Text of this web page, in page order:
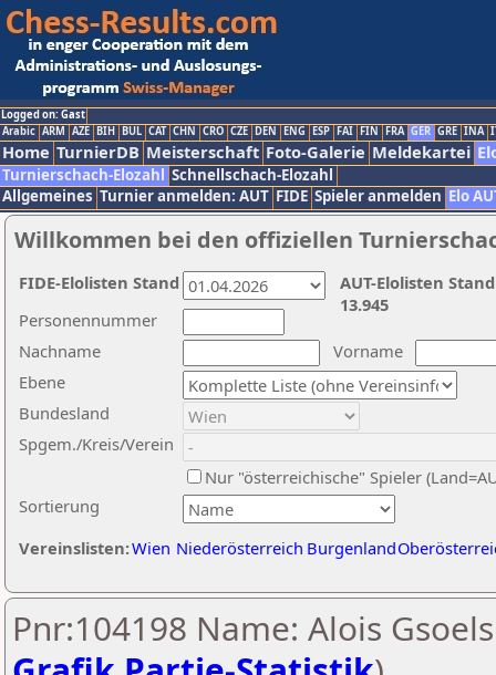
Logged on: Gast
Arabic ARM AZE BIH BUL CAT CHN CRO CZE DEN ENG ESP FAI FIN FRA GER GRE INA
Home TurnierDB Meisterschaft Foto-Galerie Meldekartei
Turnierschach-Elozahl Schnellschach-Elozahl
Allgemeines Turnier anmelden: AUT FIDE Spieler anmelden Elo
Willkommen bei den offiziellen
Nachname
Vorname
Ebene
Sortierung
Personennummer
Bundesland
Spgem./Kreis/Verein
Nur "österreichische" Spieler
Vereinslisten:Wien Niederösterreich Burgenland
AUT-Elolisten
13.945
FIDE-Elolisten Stand
Pnr:104198 Name: Alois